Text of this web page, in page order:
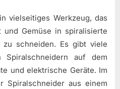
vielseitiges Werkzeug, das
Gemüse in spiralisierte
zu schneiden. Es gibt viele
Spiralschneidern auf dem
und elektrische Geräte. Im
Spiralschneider aus einem